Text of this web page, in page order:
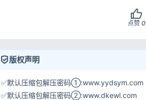
点赞 0
版权声明
✅默认压缩包解压密码①:www.yydsym.com
✅默认压缩包解压密码②:www.dkewl.com